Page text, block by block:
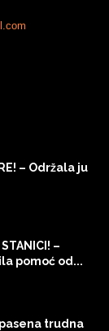
– Održala ju
–
pomoć od...
trudna